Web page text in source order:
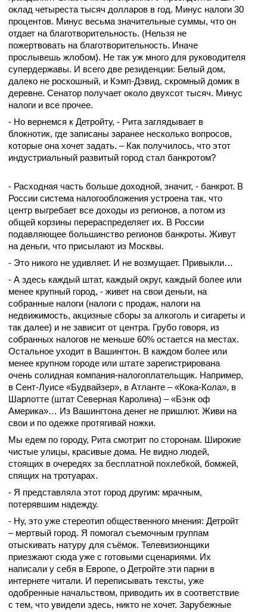
оклад четыреста тысяч долларов в год. Минус налоги 30
процентов. Минус весьма значительные суммы, что он
отдает на благотворительность. (Нельзя не
пожертвовать на благотворительность. Иначе
прослывешь жлобом). Не так уж много для руководителя
супердержавы. И всего две резиденции: Белый дом,
далеко не роскошный, и Кэмп-Дэвид, скромный домик в
деревне. Сенатор получает около двухсот тысяч. Минус
налоги и все прочее.
- Но вернемся к Детройту, - Рита заглядывает в
блокнотик, где записаны заранее несколько вопросов,
которые она хочет задать. – Как получилось, что этот
индустриальный развитый город стал банкротом?
- Расходная часть больше доходной, значит, - банкрот. В
России система налогообложения устроена так, что
центр выгребает все доходы из регионов, а потом из
общей корзины перераспределяет их. В России
подавляющее большинство регионов банкроты. Живут
на деньги, что присылают из Москвы.
- Это никого не удивляет. И не возмущает. Привыкли…
- А здесь каждый штат, каждый округ, каждый более или
менее крупный город, - живет на свои деньги, на
собранные налоги (налоги с продаж, налоги на
недвижимость, акцизные сборы за алкоголь и сигареты и
так далее) и не зависит от центра. Грубо говоря, из
собранных налогов не меньше 60% остается на местах.
Остальное уходит в Вашингтон. В каждом более или
менее крупном городе или штате зарегистрирована
очень солидная компания-налогоплательщик. Например,
в Сент-Луисе «Будвайзер», в Атланте – «Кока-Кола», в
Шарлотте (штат Северная Каролина) – «Бэнк оф
Америка»… Из Вашингтона денег не пришлют. Живи на
свои и по одежке протягивай ножки.
Мы едем по городу, Рита смотрит по сторонам. Широкие
чистые улицы, красивые дома. Не видно людей,
стоящих в очередях за бесплатной похлебкой, бомжей,
спящих на тротуарах.
- Я представляла этот город другим: мрачным,
потерявшим надежду.
- Ну, это уже стереотип общественного мнения: Детройт
– мертвый город. Я помогал съемочным группам
отыскивать натуру для съёмок. Телевизионщики
приезжают сюда уже с готовыми сценариями. Их
написали у себя в Европе, о Детройте эти парни в
интернете читали. И переписывать тексты, уже
одобренные начальством, приводить их в соответствие
с тем, что увидели здесь, никто не хочет. Зарубежные